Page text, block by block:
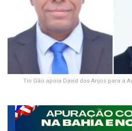
Tio Gão apoia David dos Anjos para a